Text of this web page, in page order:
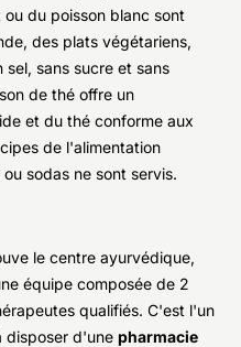
du poisson blanc sont
des plats végétariens,
sans sucre et sans
de thé offre un
et du thé conforme aux
de l'alimentation
sodas ne sont servis.
le centre ayurvédique,
équipe composée de 2
qualifiés. C'est l'un
disposer d'une pharmacie